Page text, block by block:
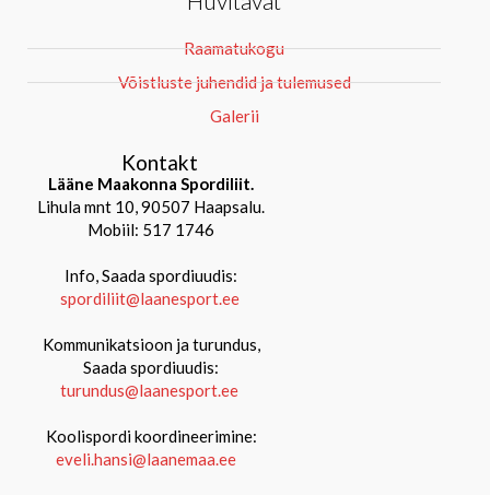
Raamatukogu
Võistluste juhendid ja tulemused
Galerii
Kontakt
Lääne Maakonna Spordiliit.
Lihula mnt 10, 90507 Haapsalu.
Mobiil: 517 1746
Info, Saada spordiuudis:
spordiliit@laanesport.ee
Kommunikatsioon ja turundus,
Saada spordiuudis:
turundus@laanesport.ee
Koolispordi koordineerimine:
eveli.hansi@laanemaa.ee